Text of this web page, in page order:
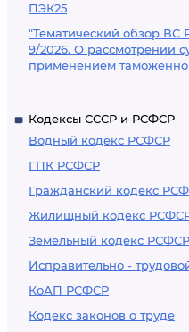
ПЭК25
"Тематический обзор ВС
9/2026. О рассмотрении
применением
Кодексы СССР и РСФСР
Водный кодекс РСФСР
ГПК РСФСР
Гражданский кодекс
Жилищный кодекс
Земельный кодекс РСФСР
Исправительно -
КоАП РСФСР
Кодекс законов о труде